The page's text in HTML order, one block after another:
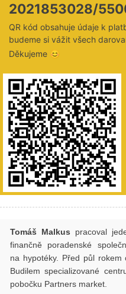
2021853028/
QR kód obsahuje údaje k
budeme si vážit všech
Děkujeme 😊
Tomáš Malkus pracoval
finančně poradenské
na hypotéky. Před půl
Budilem specializované
pobočku Partners market.